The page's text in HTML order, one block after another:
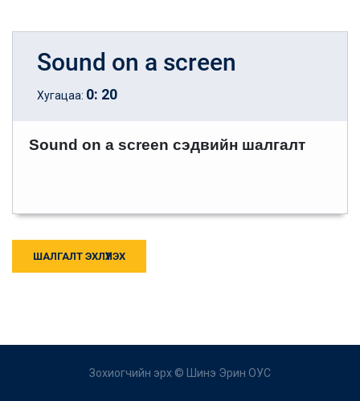
Sound on a screen
Хугацаа: 0: 20
Sound on a screen сэдвийн шалгалт
ШАЛГАЛТ ЭХЛҮҮЛЭХ
Зохиогчийн эрх © Шинэ Эрин ОУС